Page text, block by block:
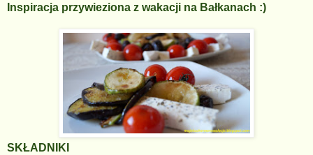
Inspiracja przywieziona z wakacji na Bałkanach :)
SKŁADNIKI